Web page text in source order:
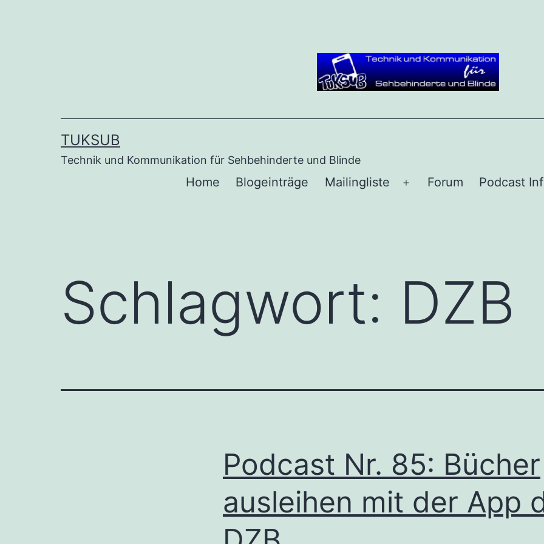
TUKSUB
Technik und Kommunikation für Sehbehinderte und Blinde
Home Blogeinträge Mailingliste
Menü
Forum Podcast
Schlagwort: DZB
Podcast Nr. 85: Bücher
ausleihen mit der App